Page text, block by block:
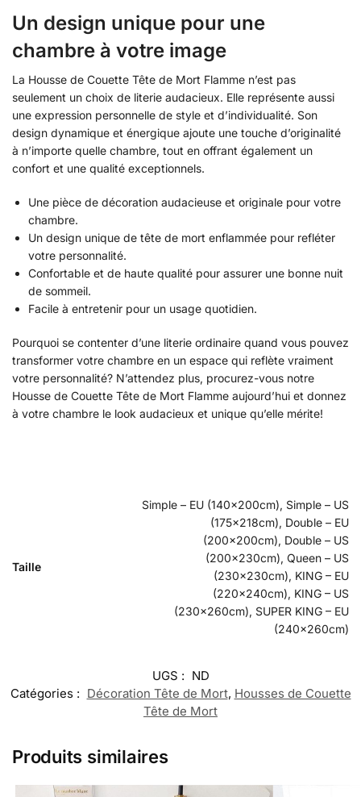
Un design unique pour une
chambre à votre image
La Housse de Couette Tête de Mort Flamme n’est pas
seulement un choix de literie audacieux. Elle représente aussi
une expression personnelle de style et d’individualité. Son
design dynamique et énergique ajoute une touche d’originalité
à n’importe quelle chambre, tout en offrant également un
confort et une qualité exceptionnels.
Une pièce de décoration audacieuse et originale pour votre
chambre.
Un design unique de tête de mort enflammée pour refléter
votre personnalité.
Confortable et de haute qualité pour assurer une bonne nuit
de sommeil.
Facile à entretenir pour un usage quotidien.
Pourquoi se contenter d’une literie ordinaire quand vous pouvez
transformer votre chambre en un espace qui reflète vraiment
votre personnalité? N’attendez plus, procurez-vous notre
Housse de Couette Tête de Mort Flamme aujourd’hui et donnez
à votre chambre le look audacieux et unique qu’elle mérite!
Taille
Simple – EU (140x200cm), Simple – US
(175x218cm), Double – EU
(200x200cm), Double – US
(200x230cm), Queen – US
(230x230cm), KING – EU
(220x240cm), KING – US
(230x260cm), SUPER KING – EU
(240x260cm)
UGS : ND
Catégories : Décoration Tête de Mort, Housses de Couette
Tête de Mort
Produits similaires